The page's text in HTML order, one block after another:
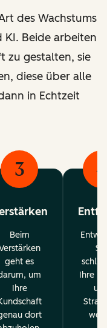
des Wachstums
KI. Beide arbeiten
zu gestalten, sie
diese über alle
in Echtzeit
3
Beim
geht es
um
Ihre
dort
4
Sie
Ihre